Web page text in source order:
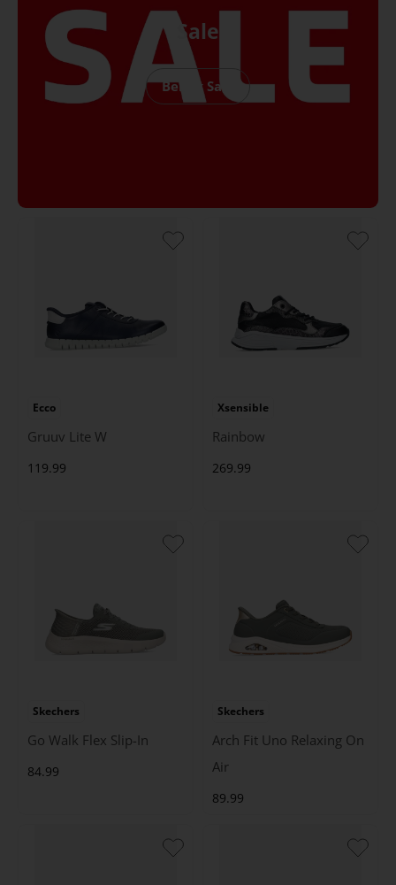
Sale
Bekijk Sale
Ecco
Gruuv Lite W
119.99
Xsensible
Rainbow
269.99
Skechers
Go Walk Flex Slip-In
84.99
Skechers
Arch Fit Uno Relaxing On
Air
89.99